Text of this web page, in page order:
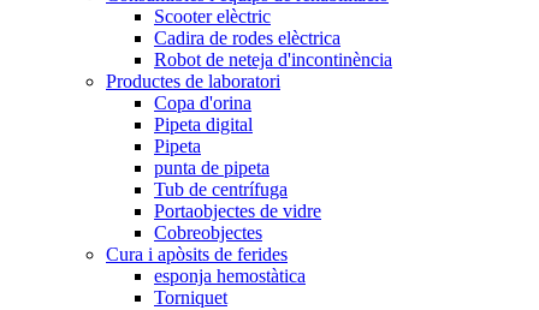
Scooter elèctric
Cadira de rodes elèctrica
Robot de neteja d'incontinència
Productes de laboratori
Copa d'orina
Pipeta digital
Pipeta
punta de pipeta
Tub de centrífuga
Portaobjectes de vidre
Cobreobjectes
Cura i apòsits de ferides
esponja hemostàtica
Torniquet